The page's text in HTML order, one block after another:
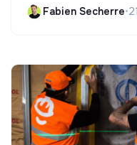
Fabien Secherre•